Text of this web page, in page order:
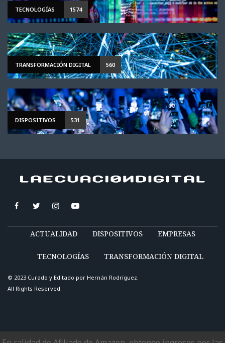
TECNOLOGÍAS 1574
TRANSFORMACIÓN DIGITAL 560
DISPOSITIVOS 531
ACTUALIDAD DISPOSITIVOS EMPRESAS
TECNOLOGÍAS TRANSFORMACIÓN DIGITAL
© 2023 Curado y Editado por Hernán Rodríguez.
All Rights Reserved.